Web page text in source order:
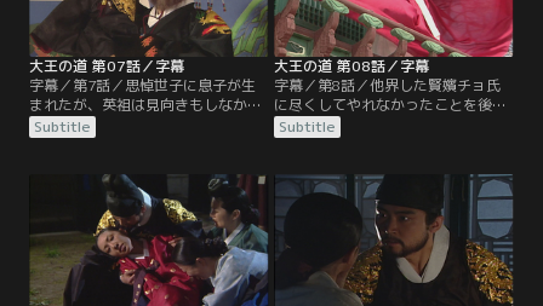
大王の道 第07話／字幕
字幕／第7話／思悼世子に息子が生
まれたが、英祖は見向きもしなかっ
た。しかし、夢の中に和平王女が現
れ、不思議に思った英祖は孫の体を
所にアザがあることを発見し、生ま
れ変わりだと信じて疑わない。だ
が、孫が生まれても思悼世子に対す
る態度を変えないどころが思悼世子
への愛情は失われ、孫をちょう愛し
始める。
Subtitle
大王の道 第08話／字幕
字幕／第8話／他界した賢嬪チョ氏
に尽くしてやれなかったことを後悔
する英祖だが、かりもがりの間で出
会ったムンが亡き母と重なり、しだ
どおり、英祖と一夜を共にして、正
4品の階級を手に入れムン・スグォ
ン（淑媛）となる。その頃、恵嬪ホ
ン氏に新たな命が宿るが、長男は命
の危機に瀕していた。
Subtitle